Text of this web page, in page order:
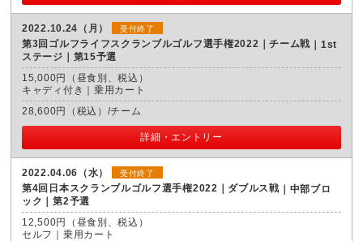
2022.10.24（月） 受付終了
第3回ゴルフライフスクランブルゴルフ選手権2022｜チーム戦
1st
ステージ｜第15予選
15,000円（昼食別、税込）
キャディ付き｜乗用カート
28,600円（税込）/チーム
詳細・エントリー
2022.04.06（水） 受付終了
第4回日本スクランブルゴルフ選手権2022｜ダブルス戦
中部ブロ
ック｜第2予選
12,500円（昼食別、税込）
セルフ｜乗用カート